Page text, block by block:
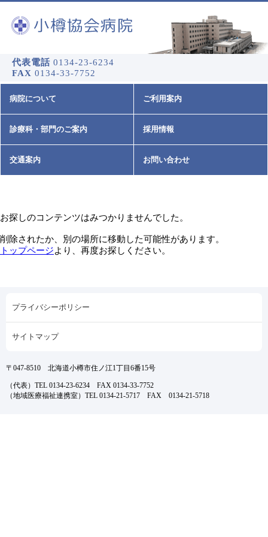
代表電話 0134-23-6234
FAX 0134-33-7752
病院について ご利用案内
診療科・部門のご案内 採用情報
交通案内 お問い合わせ
お探しのコンテンツはみつかりませんでした。
削除されたか、別の場所に移動した可能性があります。
トップページより、再度お探しください。
プライバシーポリシー
サイトマップ
〒047-8510 北海道小樽市住ノ江1丁目6番15号
（代表）TEL 0134-23-6234 FAX 0134-33-7752
（地域医療福祉連携室）TEL 0134-21-5717 FAX 0134-21-5718